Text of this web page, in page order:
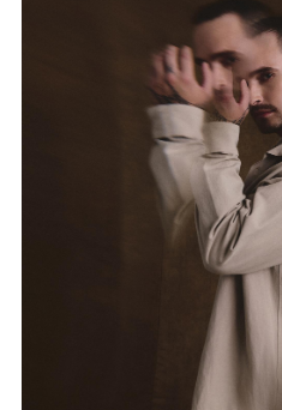
關於我們